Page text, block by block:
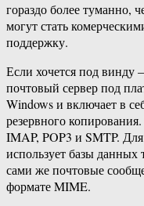
гораздо более
могут стать
поддержку.
Если хочется под винду
почтовый сервер под
Windows и включает в
резервного
IMAP, POP3 и SMTP.
использует базы
сами же почтовые
формате MIME.